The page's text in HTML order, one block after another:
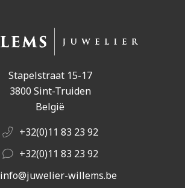
Stapelstraat 15-17
3800 Sint-Truiden
België
+32(0)11 83 23 92
+32(0)11 83 23 92
info@juwelier-willems.be